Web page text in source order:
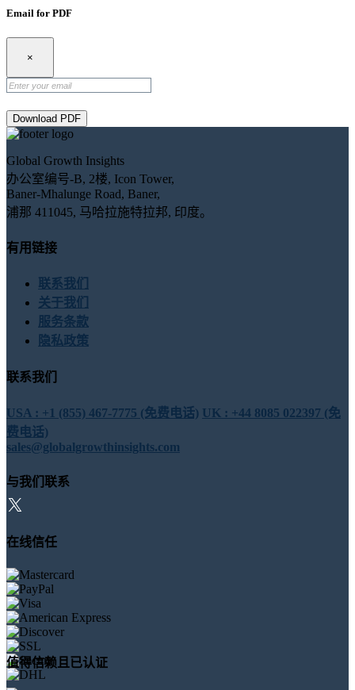
Email for PDF
×
Download PDF
Global Growth Insights
办公室编号-B, 2楼, Icon Tower,
Baner-Mhalunge Road, Baner,
浦那 411045, 马哈拉施特拉邦, 印度。
有用链接
联系我们
关于我们
服务条款
隐私政策
联系我们
USA : +1 (855) 467-7775 (免费电话) UK : +44 8085 022397 (免
费电话)
sales@globalgrowthinsights.com
与我们联系
在线信任
值得信赖且已认证